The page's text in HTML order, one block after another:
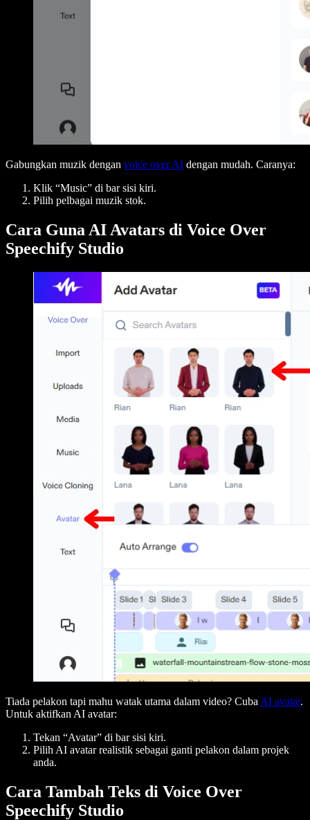
Gabungkan muzik dengan voice over AI dengan mudah. Caranya:
Klik “Music” di bar sisi kiri.
Pilih pelbagai muzik stok.
Cara Guna AI Avatars di Voice Over
Speechify Studio
Tiada pelakon tapi mahu watak utama dalam video? Cuba AI avatar.
Untuk aktifkan AI avatar:
Tekan “Avatar” di bar sisi kiri.
Pilih AI avatar realistik sebagai ganti pelakon dalam projek
anda.
Cara Tambah Teks di Voice Over
Speechify Studio